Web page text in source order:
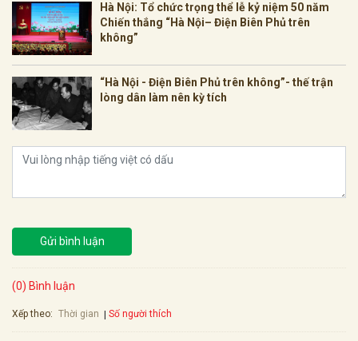
Hà Nội: Tổ chức trọng thể lễ kỷ niệm 50 năm
Chiến thắng “Hà Nội– Điện Biên Phủ trên
không”
“Hà Nội - Điện Biên Phủ trên không”- thế trận
lòng dân làm nên kỳ tích
Gửi bình luận
(0) Bình luận
Xếp theo: Thời gian Số người thích